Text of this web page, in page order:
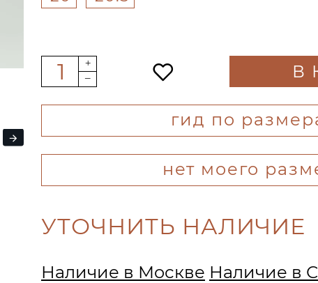
В
гид по
нет моего
УТОЧНИТЬ НАЛИЧИЕ
Наличие в Москве Наличие в